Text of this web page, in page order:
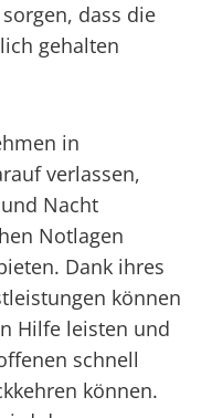
dass die
gehalten
in
verlassen,
Nacht
Notlagen
Dank ihres
können
Hilfe leisten und
schnell
können.